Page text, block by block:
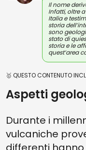
Il nome
Infatti, oltre
Italia e
storia
sono
stato di
storia e le
quest’area
🥇 QUESTO CONTENUTO
Aspetti
Durante i
vulcaniche